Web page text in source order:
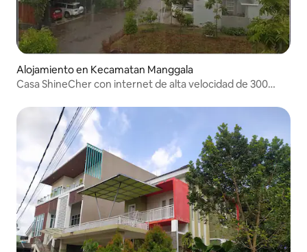
Alojamiento en Kecamatan Manggala
Casa ShineCher con internet de alta velocidad de 300